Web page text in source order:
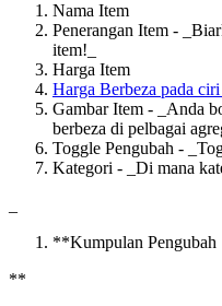
Nama Item
Penerangan Item -
item!
Harga Item
Harga Berbeza pada
Gambar Item - _Anda
berbeza di pelbagai
Toggle Pengubah -
Kategori - _Di mana
**Kumpulan Pengubah
**